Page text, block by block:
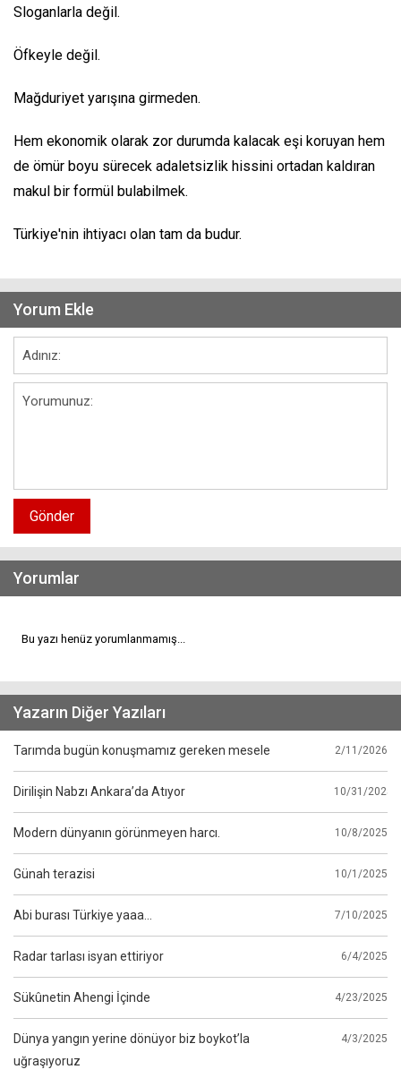
Sloganlarla değil.
Öfkeyle değil.
Mağduriyet yarışına girmeden.
Hem ekonomik olarak zor durumda kalacak eşi koruyan hem
de ömür boyu sürecek adaletsizlik hissini ortadan kaldıran
makul bir formül bulabilmek.
Türkiye'nin ihtiyacı olan tam da budur.
Yorum Ekle
Gönder
Yorumlar
Bu yazı henüz yorumlanmamış...
Yazarın Diğer Yazıları
Tarımda bugün konuşmamız gereken mesele 2/11/2026
Dirilişin Nabzı Ankara’da Atıyor 10/31/2025
Modern dünyanın görünmeyen harcı. 10/8/2025
Günah terazisi 10/1/2025
Abi burası Türkiye yaaa... 7/10/2025
Radar tarlası isyan ettiriyor 6/4/2025
Sükûnetin Ahengi İçinde 4/23/2025
Dünya yangın yerine dönüyor biz boykot’la
uğraşıyoruz
4/3/2025